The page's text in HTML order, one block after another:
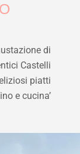
di
Castelli
piatti
e cucina’